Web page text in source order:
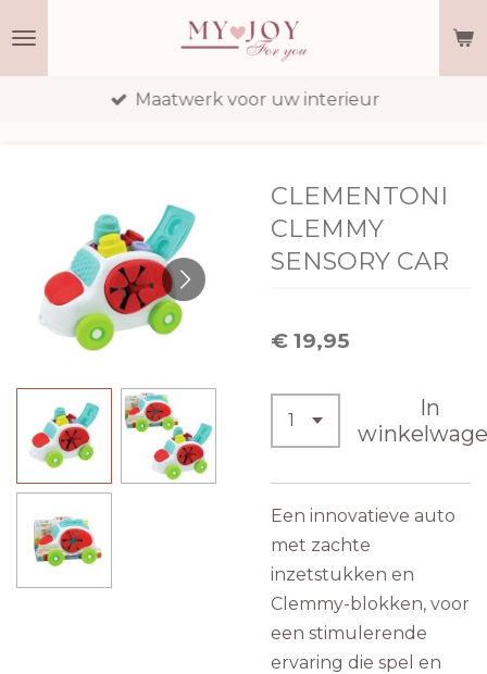
Maatwerk voor uw interieur
CLEMENTONI
CLEMMY
SENSORY CAR
€ 19,95
In
Een innovatieve auto
met zachte
inzetstukken en
Clemmy-blokken, voor
een stimulerende
ervaring die spel en